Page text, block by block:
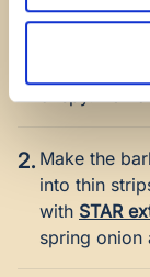
1. Cut the
medium-
2. Make the
into thin
with STAR
spring onion